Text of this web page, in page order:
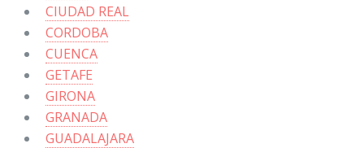
CIUDAD REAL
CORDOBA
CUENCA
GETAFE
GIRONA
GRANADA
GUADALAJARA